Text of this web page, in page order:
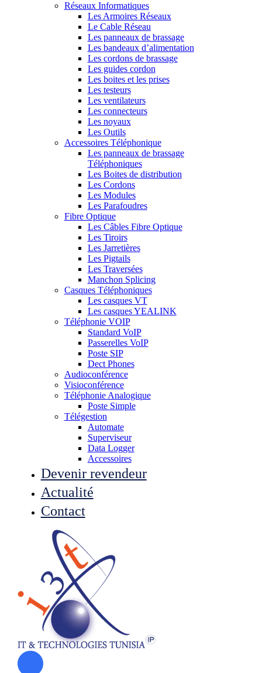
Réseaux Informatiques
Les Armoires Réseaux
Le Cable Réseau
Les panneaux de brassage
Les bandeaux d’alimentation
Les cordons de brassage
Les guides cordon
Les boites et les prises
Les testeurs
Les ventilateurs
Les connecteurs
Les noyaux
Les Outils
Accessoires Téléphonique
Les panneaux de brassage
Téléphoniques
Les Boites de distribution
Les Cordons
Les Modules
Les Parafoudres
Fibre Optique
Les Câbles Fibre Optique
Les Tiroirs
Les Jarretières
Les Pigtails
Les Traversées
Manchon Splicing
Casques Téléphoniques
Les casques VT
Les casques YEALINK
Téléphonie VOIP
Standard VoIP
Passerelles VoIP
Poste SIP
Dect Phones
Audioconférence
Visioconférence
Téléphonie Analogique
Poste Simple
Télégestion
Automate
Superviseur
Data Logger
Accessoires
Devenir revendeur
Actualité
Contact